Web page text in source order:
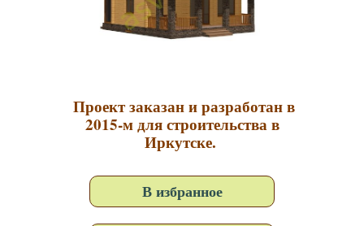
Проект заказан и разработан в
2015-м для строительства в
Иркутске.
В избранное